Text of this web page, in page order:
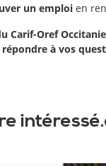
un emploi en
Carif-Oref
à vos